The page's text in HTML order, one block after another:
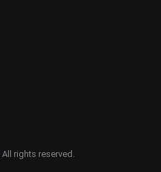
rights reserved.